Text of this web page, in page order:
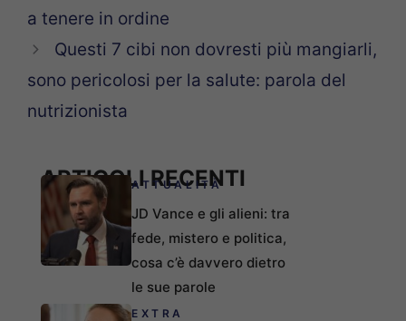
a tenere in ordine
Questi 7 cibi non dovresti più mangiarli,
sono pericolosi per la salute: parola del
nutrizionista
ARTICOLI RECENTI
ATTUALITÀ
JD Vance e gli alieni: tra
fede, mistero e politica,
cosa c’è davvero dietro
le sue parole
EXTRA